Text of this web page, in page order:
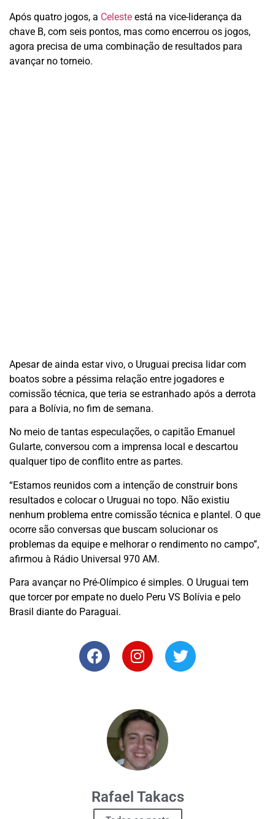
Após quatro jogos, a Celeste está na vice-liderança da
chave B, com seis pontos, mas como encerrou os jogos,
agora precisa de uma combinação de resultados para
avançar no torneio.
Apesar de ainda estar vivo, o Uruguai precisa lidar com
boatos sobre a péssima relação entre jogadores e
comissão técnica, que teria se estranhado após a derrota
para a Bolívia, no fim de semana.
No meio de tantas especulações, o capitão Emanuel
Gularte, conversou com a imprensa local e descartou
qualquer tipo de conflito entre as partes.
“Estamos reunidos com a intenção de construir bons
resultados e colocar o Uruguai no topo. Não existiu
nenhum problema entre comissão técnica e plantel. O que
ocorre são conversas que buscam solucionar os
problemas da equipe e melhorar o rendimento no campo”,
afirmou à Rádio Universal 970 AM.
Para avançar no Pré-Olímpico é simples. O Uruguai tem
que torcer por empate no duelo Peru VS Bolívia e pelo
Brasil diante do Paraguai.
Rafael Takacs